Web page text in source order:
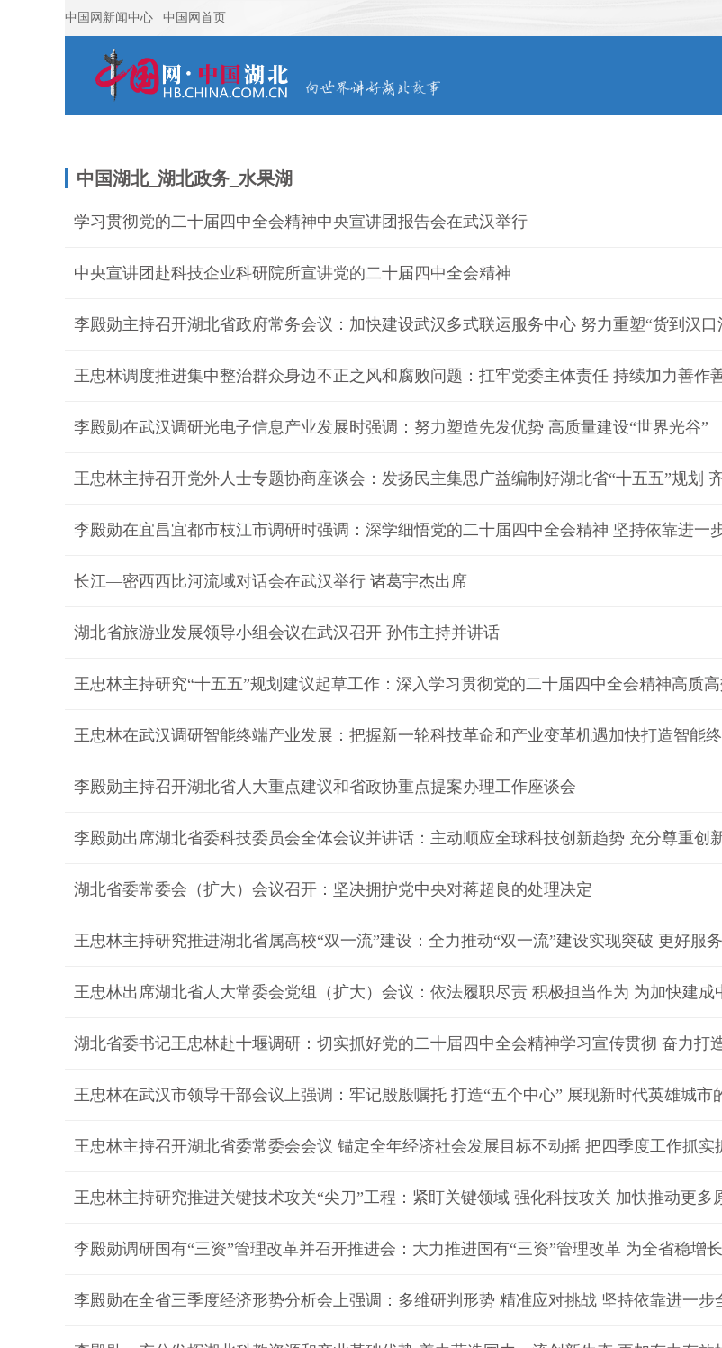
中国湖北_湖北政务_水果湖
学习贯彻党的二十届四中全会精神中央宣讲团报告会在武汉举行
中央宣讲团赴科技企业科研院所宣讲党的二十届四中全会精神
李殿勋在武汉调研光电子信息产业发展时强调：努力塑造先发优势 高质量建设“世界光谷”
长江—密西西比河流域对话会在武汉举行 诸葛宇杰出席
湖北省旅游业发展领导小组会议在武汉召开 孙伟主持并讲话
李殿勋主持召开湖北省人大重点建议和省政协重点提案办理工作座谈会
湖北省委常委会（扩大）会议召开：坚决拥护党中央对蒋超良的处理决定